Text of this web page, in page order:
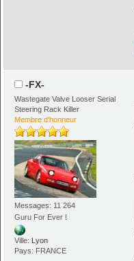
-FX-
Wastegate Valve Looser Serial
Steering Rack Killer
Membre d'honneur
Messages: 11 264
Guru For Ever !
Ville: Lyon
Pays: FRANCE